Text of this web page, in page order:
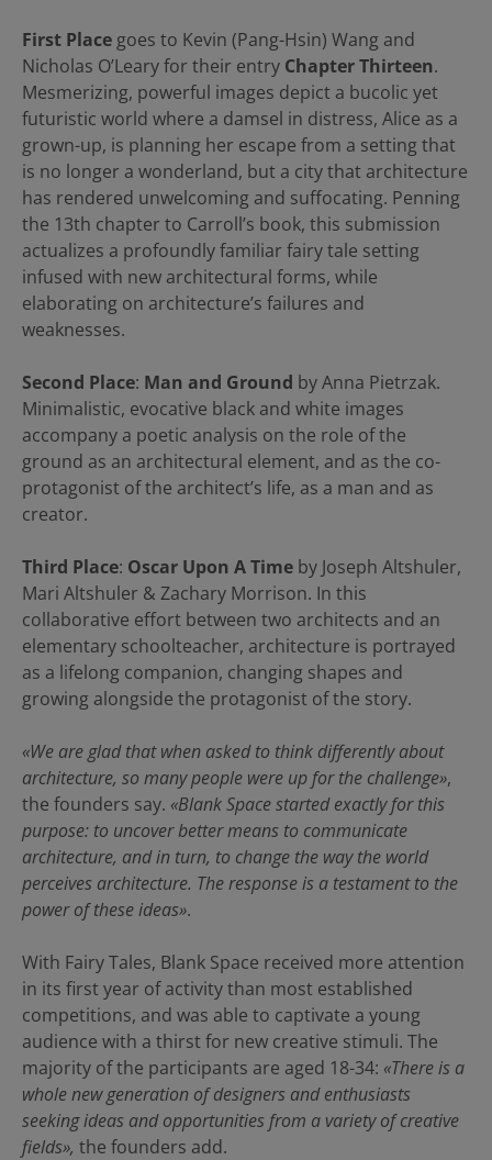
First Place goes to Kevin (Pang-Hsin) Wang and
Nicholas O’Leary for their entry Chapter Thirteen.
Mesmerizing, powerful images depict a bucolic yet
futuristic world where a damsel in distress, Alice as a
grown-up, is planning her escape from a setting that
is no longer a wonderland, but a city that architecture
has rendered unwelcoming and suffocating. Penning
the 13th chapter to Carroll’s book, this submission
actualizes a profoundly familiar fairy tale setting
infused with new architectural forms, while
elaborating on architecture’s failures and
weaknesses.
Second Place: Man and Ground by Anna Pietrzak.
Minimalistic, evocative black and white images
accompany a poetic analysis on the role of the
ground as an architectural element, and as the co-
protagonist of the architect’s life, as a man and as
creator.
Third Place: Oscar Upon A Time by Joseph Altshuler,
Mari Altshuler & Zachary Morrison. In this
collaborative effort between two architects and an
elementary schoolteacher, architecture is portrayed
as a lifelong companion, changing shapes and
growing alongside the protagonist of the story.
«We are glad that when asked to think differently about
architecture, so many people were up for the challenge»,
the founders say. «Blank Space started exactly for this
purpose: to uncover better means to communicate
architecture, and in turn, to change the way the world
perceives architecture. The response is a testament to the
power of these ideas».
With Fairy Tales, Blank Space received more attention
in its first year of activity than most established
competitions, and was able to captivate a young
audience with a thirst for new creative stimuli. The
majority of the participants are aged 18-34: «There is a
whole new generation of designers and enthusiasts
seeking ideas and opportunities from a variety of creative
fields», the founders add.